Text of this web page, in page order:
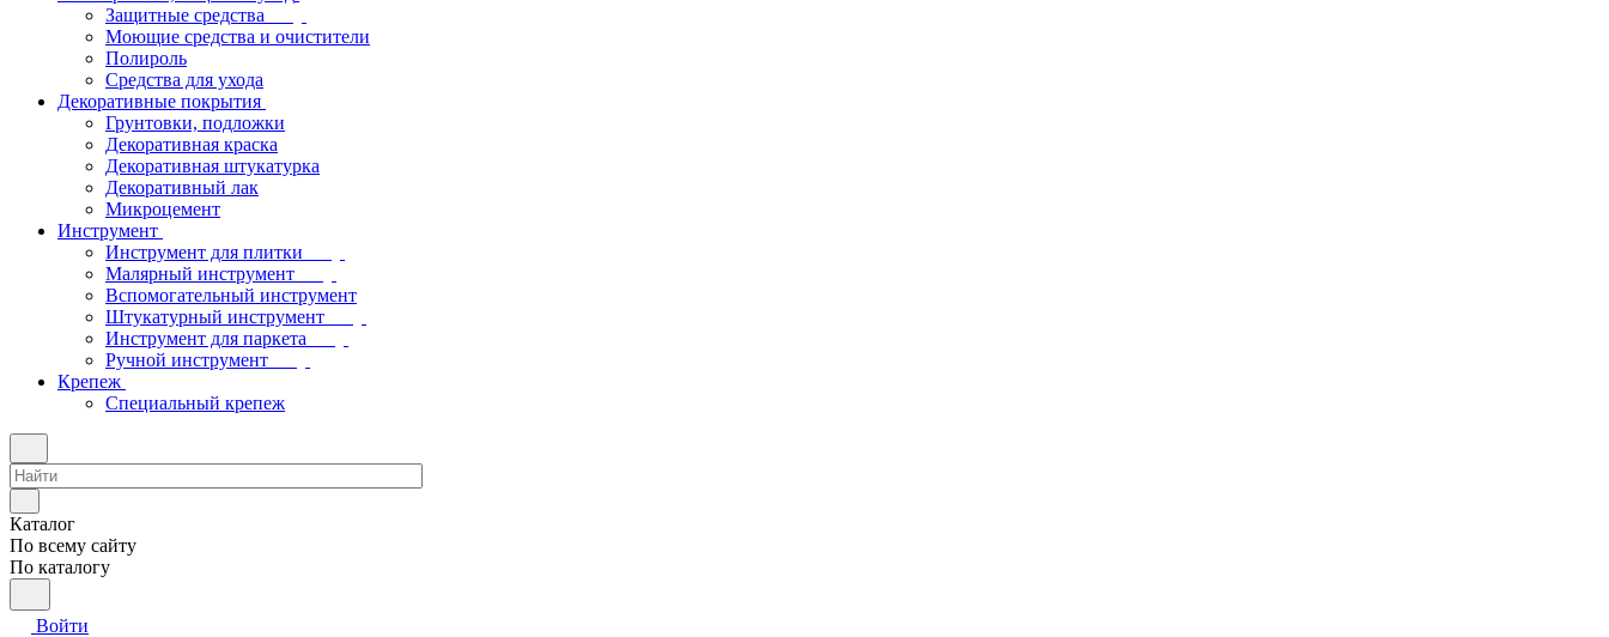
Защитные средства
Моющие средства и очистители
Полироль
Средства для ухода
Декоративные покрытия
Грунтовки, подложки
Декоративная краска
Декоративная штукатурка
Декоративный лак
Микроцемент
Инструмент
Инструмент для плитки
Малярный инструмент
Вспомогательный инструмент
Штукатурный инструмент
Инструмент для паркета
Ручной инструмент
Крепеж
Специальный крепеж
Каталог
По всему сайту
По каталогу
Войти